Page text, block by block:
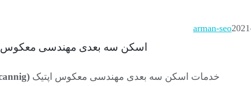
arman-seo
اسکن سه بعدی مهندسی معکوس
خدمات اسکن سه بعدی مهندسی معکوس اپتیک (۳D Scannig)